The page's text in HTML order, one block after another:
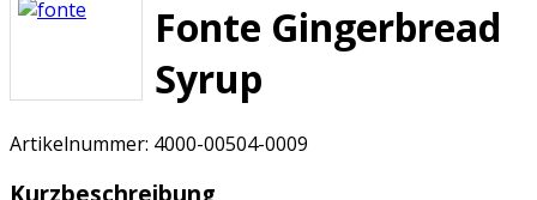
Fonte Gingerbread
Syrup
Artikelnummer: 4000-00504-0009
Kurzbeschreibung